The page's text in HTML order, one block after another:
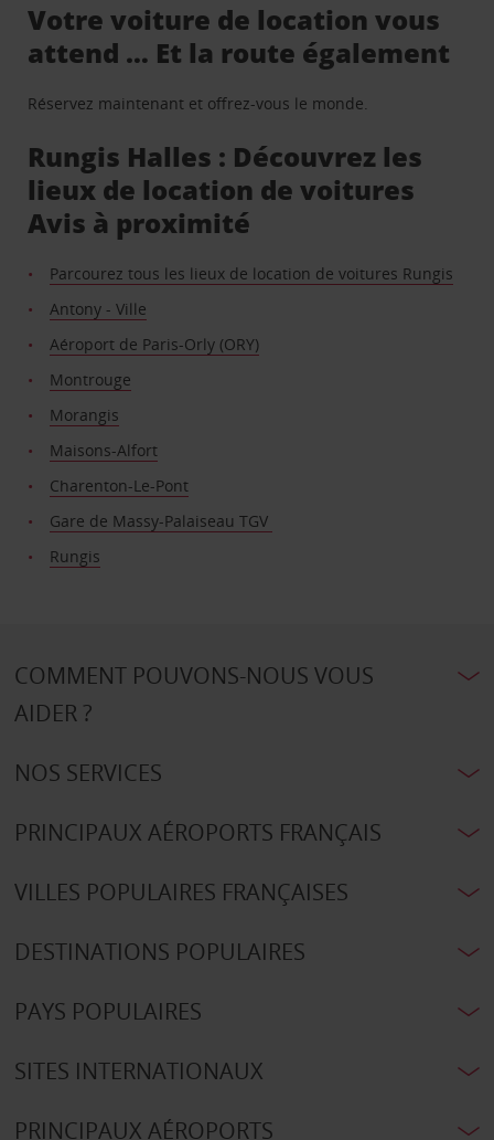
Votre voiture de location vous
attend … Et la route également
Réservez maintenant et offrez-vous le monde.
Rungis Halles : Découvrez les
lieux de location de voitures
Avis à proximité
Parcourez tous les lieux de location de voitures Rungis
Antony - Ville
Aéroport de Paris-Orly (ORY)
Montrouge
Morangis
Maisons-Alfort
Charenton-Le-Pont
Gare de Massy-Palaiseau TGV
Rungis
COMMENT POUVONS-NOUS VOUS
AIDER ?
NOS SERVICES
PRINCIPAUX AÉROPORTS FRANÇAIS
VILLES POPULAIRES FRANÇAISES
DESTINATIONS POPULAIRES
PAYS POPULAIRES
SITES INTERNATIONAUX
PRINCIPAUX AÉROPORTS